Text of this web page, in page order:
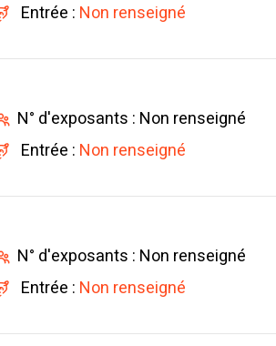
Entrée : Non renseigné
N° d'exposants : Non renseigné
Entrée : Non renseigné
N° d'exposants : Non renseigné
Entrée : Non renseigné